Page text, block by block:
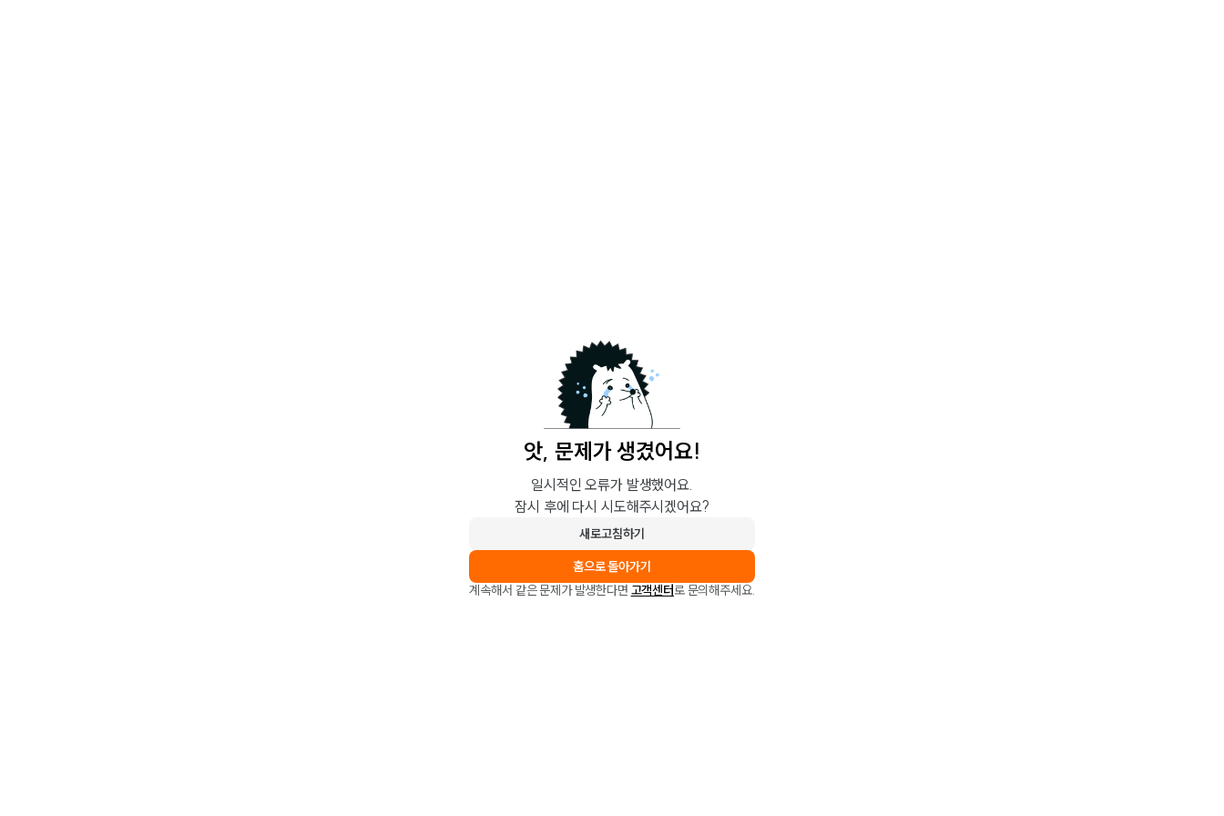
앗, 문제가 생겼어요!
일시적인 오류가 발생했어요.
잠시 후에 다시 시도해주시겠어요?
새로고침하기
홈으로 돌아가기
계속해서 같은 문제가 발생한다면 고객센터로 문의해주세요.